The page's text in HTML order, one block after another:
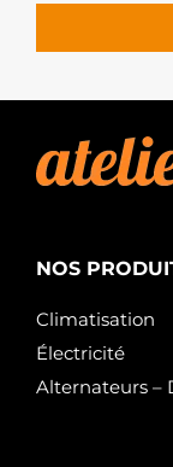
NOS
Climatisation
Électricité
Alternateurs –